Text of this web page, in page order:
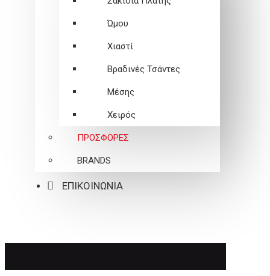
Ώμου
Χιαστί
Βραδινές Τσάντες
Μέσης
Χειρός
ΠΡΟΣΦΟΡΕΣ
BRANDS
ΕΠΙΚΟΙΝΩΝΙΑ